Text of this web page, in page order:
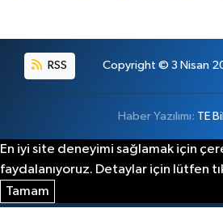
RSS Copyright © 3 Nisan
Haber Yazılımı: TE
En iyi site deneyimi sağlamak için
faydalanıyoruz. Detaylar için lütfen
Tamam